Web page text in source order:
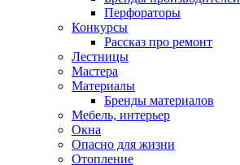
Перфораторы
Конкурсы
Рассказ про ремонт
Лестницы
Мастера
Материалы
Бренды материалов
Мебель, интерьер
Окна
Опасно для жизни
Отопление